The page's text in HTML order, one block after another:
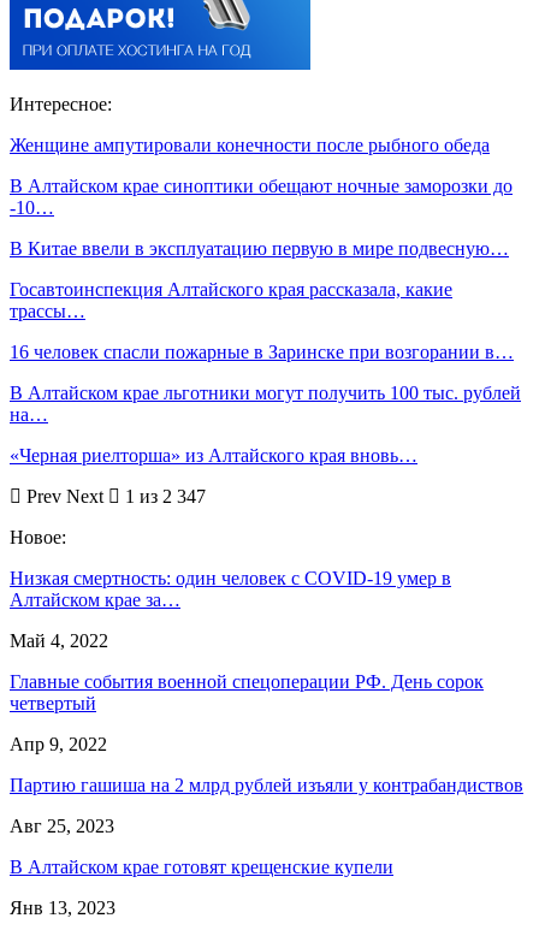
Интересное:
Женщине ампутировали конечности после рыбного обеда
В Алтайском крае синоптики обещают ночные заморозки до
-10…
В Китае ввели в эксплуатацию первую в мире подвесную…
Госавтоинспекция Алтайского края рассказала, какие
трассы…
16 человек спасли пожарные в Заринске при возгорании в…
В Алтайском крае льготники могут получить 100 тыс. рублей
на…
«Черная риелторша» из Алтайского края вновь…
Prev Next
1 из 2 347
Новое:
Низкая смертность: один человек с COVID-19 умер в
Алтайском крае за…
Май 4, 2022
Главные события военной спецоперации РФ. День сорок
четвертый
Апр 9, 2022
Партию гашиша на 2 млрд рублей изъяли у контрабандиствов
Авг 25, 2023
В Алтайском крае готовят крещенские купели
Янв 13, 2023